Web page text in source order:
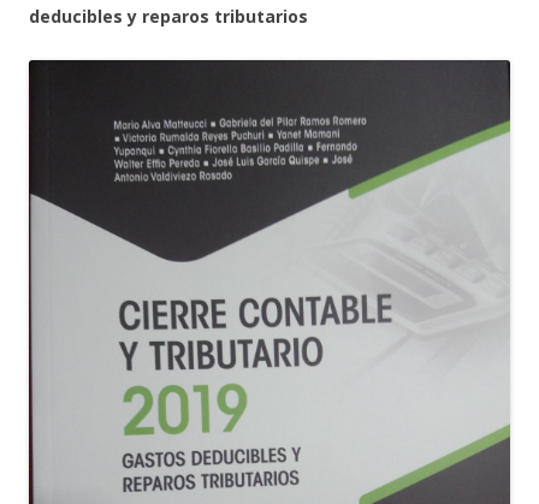
deducibles y reparos tributarios